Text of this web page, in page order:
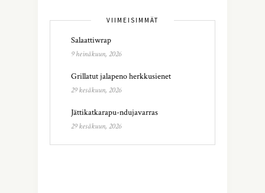
VIIMEISIMMÄT
Salaattiwrap
9 heinäkuun, 2026
Grillatut jalapeno herkkusienet
29 kesäkuun, 2026
Jättikatkarapu-ndujavarras
29 kesäkuun, 2026